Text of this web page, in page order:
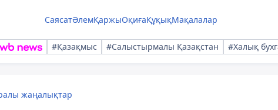
СаясатӘлемҚаржыОқиғаҚұқықМақалалар
#Қазақмыс #Салыстырмалы Қазақстан #Халық
жаңалықтар